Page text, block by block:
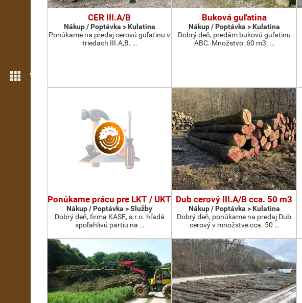
Více možností
CER III.A/B
Nákup / Poptávka > Kulatina
Ponúkame na predaj cerovú guľatinu v
triedach III.A,B. …
Buková guľatina
Nákup / Poptávka > Kulatina
Dobrý deň, predám bukovú guľatinu
ABC. Množstvo: 60 m3. …
Ponúkame prácu pre LKT / UKT
Nákup / Poptávka > Služby
Dobrý deň, firma KASE, s.r.o. hľadá
spoľahlivú partiu na …
Dub cerový III.A/B cca. 50 m3
Nákup / Poptávka > Kulatina
Dobrý deň, ponúkame na predaj Dub
cerový v množstve cca. 50 …